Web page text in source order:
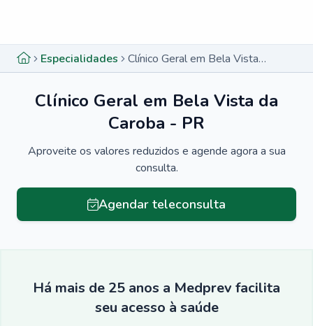
Especialidades Clínico Geral em Bela Vista da Caroba - PR
Clínico Geral em Bela Vista da
Caroba - PR
Aproveite os valores reduzidos e agende agora a sua
consulta.
Agendar teleconsulta
Há mais de 25 anos a Medprev facilita
seu acesso à saúde